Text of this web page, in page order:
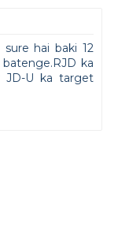
hai baki 12
ka
JD-U ka target